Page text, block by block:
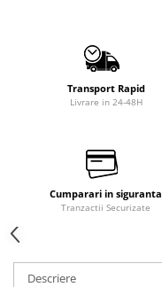
Transport Rapid
Livrare in 24-48H
Cumparari in siguranta
Tranzactii Securizate
Descriere